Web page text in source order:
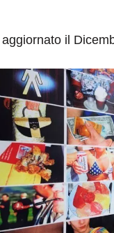
il